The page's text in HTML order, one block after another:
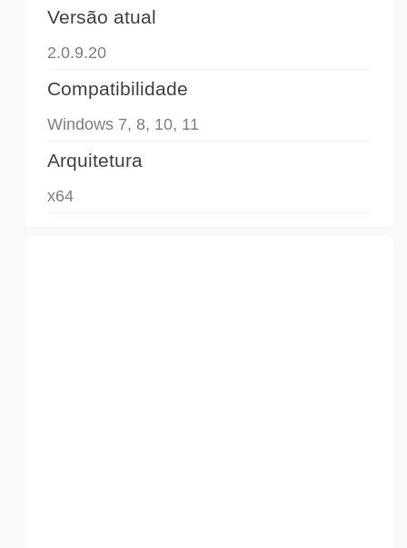
Versão atual
2.0.9.20
Compatibilidade
Windows 7, 8, 10, 11
Arquitetura
x64